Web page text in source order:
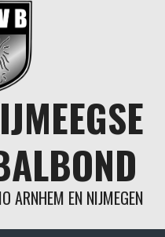
ARNHEM EN NIJMEGEN